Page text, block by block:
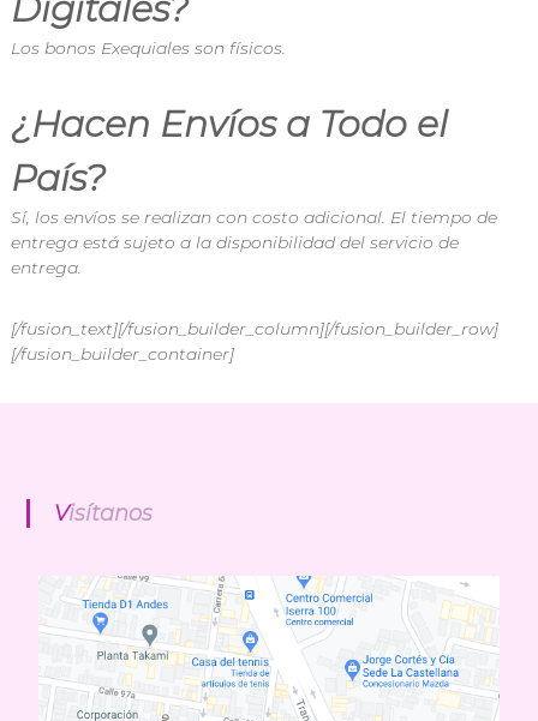
Digitales?
Los bonos Exequiales son físicos.
¿Hacen Envíos a Todo el
País?
Sí, los envíos se realizan con costo adicional. El tiempo de
entrega está sujeto a la disponibilidad del servicio de
entrega.
[/fusion_text][/fusion_builder_column][/fusion_builder_row]
[/fusion_builder_container]
Visítanos